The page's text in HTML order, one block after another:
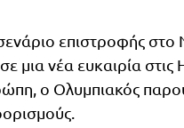
επιστροφής στο
σε μια νέα ευκαιρία
ο Ολυμπιακός